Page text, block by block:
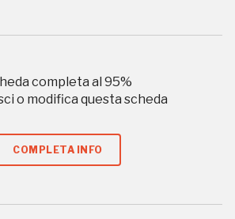
completa al 95%
o modifica questa scheda
COMPLETA INFO
2020, 2022
per te più interessanti,